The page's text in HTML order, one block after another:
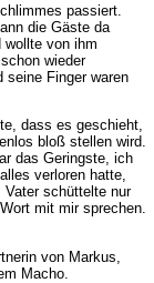
passiert.
die Gäste da
von ihm
wieder
seine Finger waren
dass es geschieht,
bloß stellen wird.
das Geringste, ich
verloren hatte,
schüttelte nur
mit mir sprechen.
von Markus,
Macho.